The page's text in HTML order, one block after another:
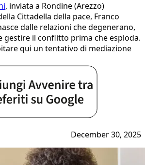
, inviata a Rondine (Arezzo)
Cittadella della pace, Franco
dalle relazioni che degenerano,
gestire il conflitto prima che esploda.
qui un tentativo di mediazione
December 30, 2025